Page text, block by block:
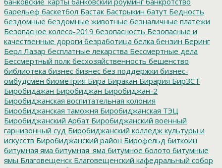
барельеф баскетбол Бастак Бастрыкин батут Бедность
бездомные бездомные животные безналичные платежи
Безопасное колесо-2019 безопасность Безопасные и
качественные дороги безработица белка бензин Беринг
Берл Лазар бесплатные лекарства Бессмертные дела
Бессмертный полк бесхозяйственность бешенство
библиотека бизнес бизнес без поддержки бизнес-
омбудсмен биометрия Бира Биракан Бирария БирЗСТ
Биробидажан Биробиджан Биробиджан-2
Биробиджанская воспитательная колония
Биробиджанская таможня Биробиджанская ТЭЦ
Биробиджанский Арбат Биробиджанский военный
гарнизонный суд Биробиджанский колледж культуры и
искусств Биробиджанский район Бирофельд биткоин
битумная яма битумная_яма битумное болото битумные
ямы Благовещенск Благовещенский кафедральный собор